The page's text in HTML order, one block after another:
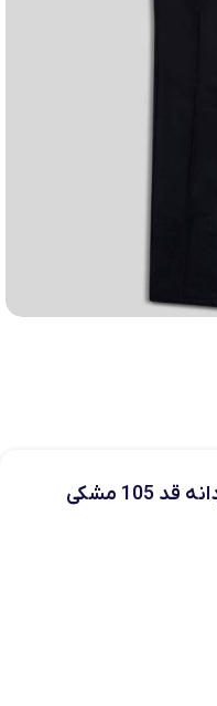
شلوار کتان راسته کلاسیک مردانه قد 105 مشکی